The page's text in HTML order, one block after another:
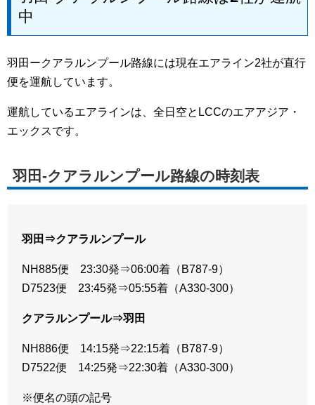
中
羽田ークアラルンプール路線には現在エアライン2社が直行
便を運航しています。
運航しているエアラインは、全日空とLCCのエアアジア・
エックスです。
羽田-クアラルンプール路線の時刻表
羽田⇒クアラルンプール
NH885便 23:30発⇒06:00着（B787-9）
D7523便 23:45発⇒05:55着（A330-300）
クアラルンプール⇒羽田
NH886便 14:15発⇒22:15着（B787-9）
D7522便 14:25発⇒22:30着（A330-300）
※便名の頭の記号